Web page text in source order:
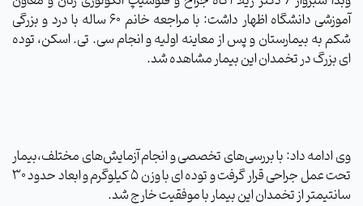
آموزشی دانشگاه
اظهار داشت: با مراجعه خانم 60 ساله با درد و بزرگی
شکم به بیمارستان و پس از معاینه اولیه و انجام سی. تی. اسکن، توده
ای بزرگ در تخمدان این بیمار مشاهده شد.
وی ادامه داد: با بررسی‌های تخصصی و انجام آزمایش‌های مختلف،بیمار
تحت عمل جراحی قرار گرفت و توده ای با وزن 5 کیلوگرم و ابعاد حدود 30
سانتیمتر از تخمدان این بیمار با موفقیت خارج شد.